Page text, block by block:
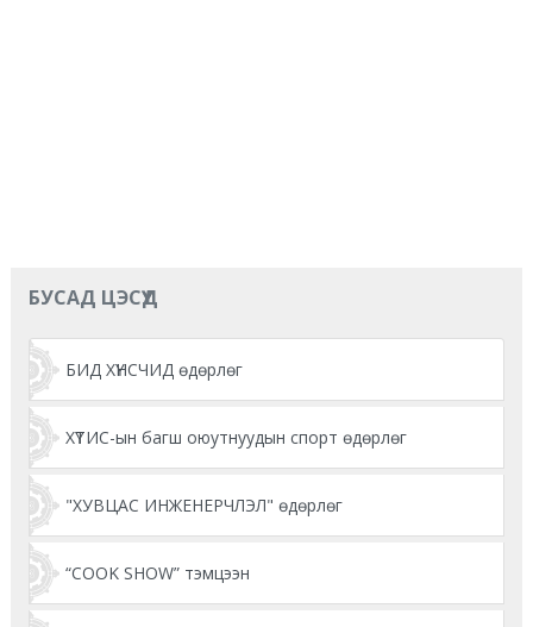
БУСАД ЦЭСҮҮД
БИД ХҮНСЧИД өдөрлөг
ХҮТИС-ын багш оюутнуудын спорт өдөрлөг
"ХУВЦАС ИНЖЕНЕРЧЛЭЛ" өдөрлөг
“COOK SHOW” тэмцээн